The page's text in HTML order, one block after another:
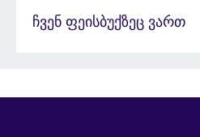
ჩვენ ფეისბუქზეც ვართ